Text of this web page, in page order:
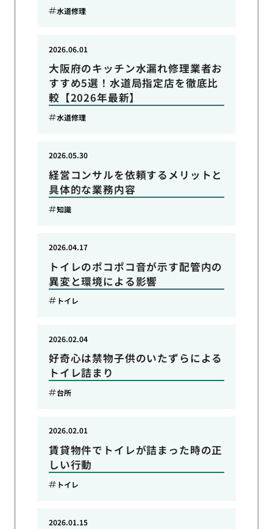
水道修理
大阪府のキッチン水漏れ修理業者お
すすめ5選！水道局指定店を徹底比
較【2026年最新】
2026.06.01
水道修理
経営コンサルを依頼するメリットと
具体的な業務内容
2026.05.30
知識
トイレのポコポコ音が示す配管内の
異変と環境による影響
2026.04.17
トイレ
好奇心は禁物子供のいたずらによる
トイレ詰まり
2026.02.04
台所
賃貸物件でトイレが詰まった時の正
しい行動
2026.02.01
トイレ
2026.01.15